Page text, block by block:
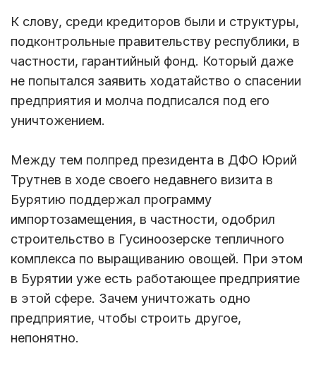
К слову, среди кредиторов были и структуры,
подконтрольные правительству республики, в
частности, гарантийный фонд. Который даже
не попытался заявить ходатайство о спасении
предприятия и молча подписался под его
уничтожением.
Между тем полпред президента в ДФО Юрий
Трутнев в ходе своего недавнего визита в
Бурятию поддержал программу
импортозамещения, в частности, одобрил
строительство в Гусиноозерске тепличного
комплекса по выращиванию овощей. При этом
в Бурятии уже есть работающее предприятие
в этой сфере. Зачем уничтожать одно
предприятие, чтобы строить другое,
непонятно.